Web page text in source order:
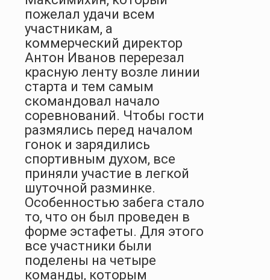
пожелал удачи всем
участникам, а
коммерческий директор
Антон Иванов перерезал
красную ленту возле линии
старта и тем самым
скомандовал начало
соревнований. Чтобы гости
размялись перед началом
гонок и зарядились
спортивным духом, все
приняли участие в легкой
шуточной разминке.
Особенностью забега стало
то, что он был проведен в
форме эстафеты. Для этого
все участники были
поделены на четыре
команды, которым